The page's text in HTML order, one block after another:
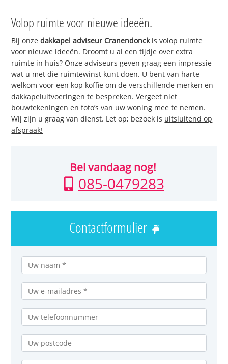
Volop ruimte voor nieuwe ideeën.
Bij onzedakkapel adviseur Cranendonckis volop ruimte
voor nieuwe ideeën. Droomt u al een tijdje over extra
ruimte in huis? Onze adviseurs geven graag een impressie
wat u met die ruimtewinst kunt doen. U bent van harte
welkom voor een kop koffie om de verschillende merken en
dakkapeluitvoeringen te bespreken. Vergeet niet
bouwtekeningen en foto’s van uw woning mee te nemen.
Wij zijn u graag van dienst. Let op; bezoek is uitsluitend op
afspraak!
Bel vandaag nog!
085-0479283
Contactformulier